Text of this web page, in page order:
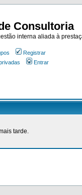
Consultoria
interna aliada à
Registrar
Entrar
tarde.